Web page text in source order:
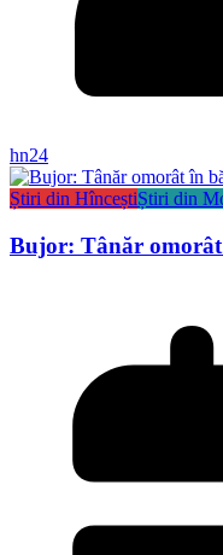
hn24
Știri din HînceștiȘtiri din
Bujor: Tânăr